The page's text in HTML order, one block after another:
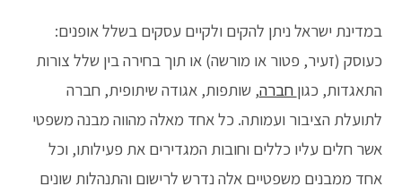
במדינת ישראל ניתן להקים ולקיים עסקים בשלל אופנים:
כעוסק (זעיר, פטור או מורשה) או תוך בחירה בין שלל צורות
התאגדות, כגון חברה, שותפות, אגודה שיתופית, חברה
לתועלת הציבור ועמותה. כל אחד מאלה מהווה מבנה משפטי
אשר חלים עליו כללים וחובות המגדירים את פעילותו, וכל
אחד ממבנים משפטיים אלה נדרש לרישום והתנהלות שונים